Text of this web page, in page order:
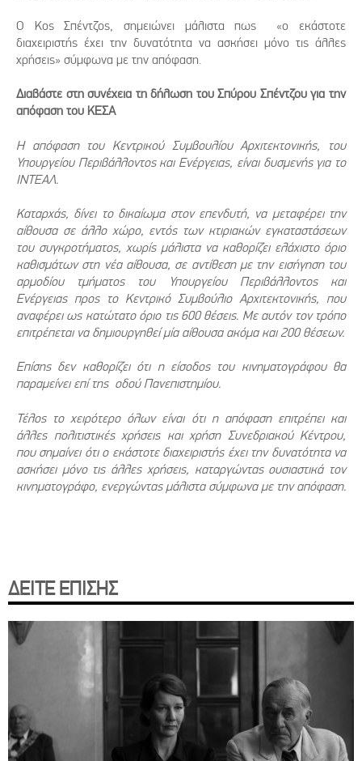
Ο Κος Σπέντζος, σημειώνει μάλιστα πως «ο εκάστοτε
διαχειριστής έχει την δυνατότητα να ασκήσει μόνο τις άλλες
χρήσεις» σύμφωνα με την απόφαση.
Διαβάστε στη συνέχεια τη δήλωση του Σπύρου Σπέντζου για την
απόφαση του ΚΕΣΑ
Η απόφαση του Κεντρικού Συμβουλίου Αρχιτεκτονικής, του
Υπουργείου Περιβάλλοντος και Ενέργειας, είναι δυσμενής για το
ΙΝΤΕΑΛ.
Καταρχάς, δίνει το δικαίωμα στον επενδυτή, να μεταφέρει την
αίθουσα σε άλλο χώρο, εντός των κτιριακών εγκαταστάσεων
του συγκροτήματος, χωρίς μάλιστα να καθορίζει ελάχιστο όριο
καθισμάτων στη νέα αίθουσα, σε αντίθεση με την εισήγηση του
αρμοδίου τμήματος του Υπουργείου Περιβάλλοντος και
Ενέργειας προς το Κεντρικό Συμβούλιο Αρχιτεκτονικής, που
αναφέρει ως κατώτατο όριο τις 600 θέσεις. Με αυτόν τον τρόπο
επιτρέπεται να δημιουργηθεί μία αίθουσα ακόμα και 200 θέσεων.
Επίσης δεν καθορίζει ότι η είσοδος του κινηματογράφου θα
παραμείνει επί της οδού Πανεπιστημίου.
Τέλος το χειρότερο όλων είναι ότι η απόφαση επιτρέπει και
άλλες πολιτιστικές χρήσεις και χρήση Συνεδριακού Κέντρου,
που σημαίνει ότι ο εκάστοτε διαχειριστής έχει την δυνατότητα να
ασκήσει μόνο τις άλλες χρήσεις, καταργώντας ουσιαστικά τον
κινηματογράφο, ενεργώντας μάλιστα σύμφωνα με την απόφαση.
ΔΕΙΤΕ ΕΠΙΣΗΣ